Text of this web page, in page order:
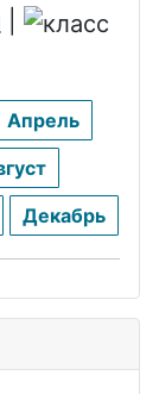
Апрель
Декабрь